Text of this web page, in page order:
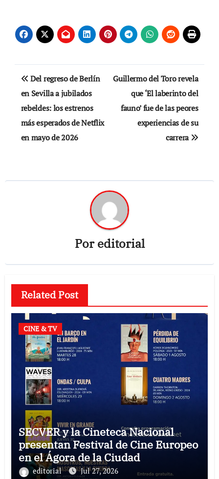
Navegación
de
entradas
Del regreso de Berlín
en Sevilla a jubilados
rebeldes: los estrenos
más esperados de Netflix
en mayo de 2026
Guillermo del Toro revela
que ‘El laberinto del
fauno’ fue de las peores
experiencias de su
carrera
Poreditorial
Related Post
CINE & TV
SECVER y la Cineteca Nacional
presentan Festival de Cine Europeo
en el Ágora de la Ciudad
editorial Jul 27, 2026